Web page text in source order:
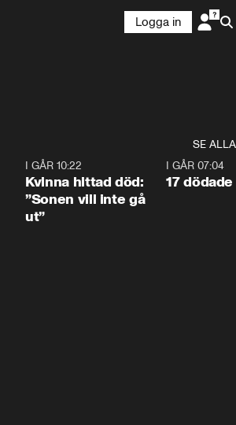
Logga in
SE ALLA
I GÅR 10:22
Kvinna hittad död:
”Sonen vill inte gå
ut”
I GÅR 07:04
17